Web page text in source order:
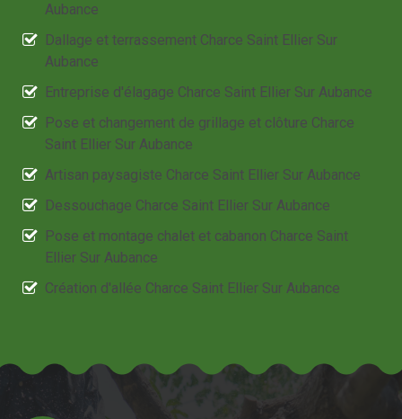
Aubance
Dallage et terrassement Charce Saint Ellier Sur
Aubance
Entreprise d'élagage Charce Saint Ellier Sur Aubance
Pose et changement de grillage et clôture Charce
Saint Ellier Sur Aubance
Artisan paysagiste Charce Saint Ellier Sur Aubance
Dessouchage Charce Saint Ellier Sur Aubance
Pose et montage chalet et cabanon Charce Saint
Ellier Sur Aubance
Création d'allée Charce Saint Ellier Sur Aubance